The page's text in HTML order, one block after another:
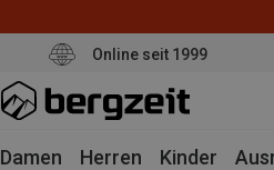
Online seit 1999
Damen Herren Kinder